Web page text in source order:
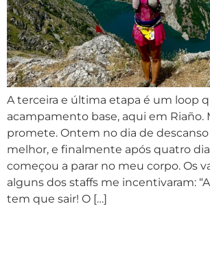
A terceira e última etapa é um loop
acampamento base, aqui em Riaño.
promete. Ontem no dia de
melhor, e finalmente após quatro
começou a parar no meu corpo. Os
alguns dos staffs me incentivaram:
tem que sair! O […]